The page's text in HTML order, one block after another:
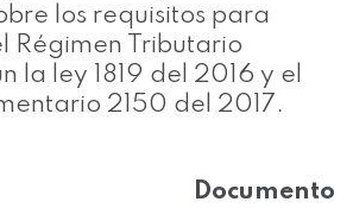
los requisitos para
Régimen Tributario
la ley 1819 del 2016 y el
2150 del 2017.
Documento